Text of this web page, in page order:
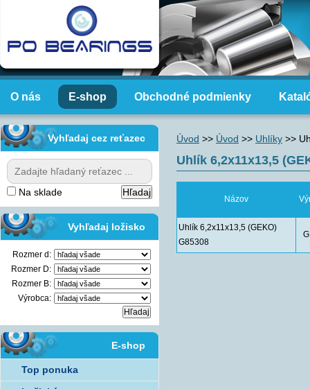
O nás E-shop Obchodné podmienky
Úvod >> Úvod >> Uhlíky >>
Uhlík 6,2x11x13,5
Názov
Uhlík 6,2x11x13,5 (GEKO)
G85308
Vyhľadaj cez reťazec
Na sklade
Vyhľadaj ložisko
Rozmer d:
Rozmer D:
Rozmer B:
Výrobca:
E-shop
Top ponuka